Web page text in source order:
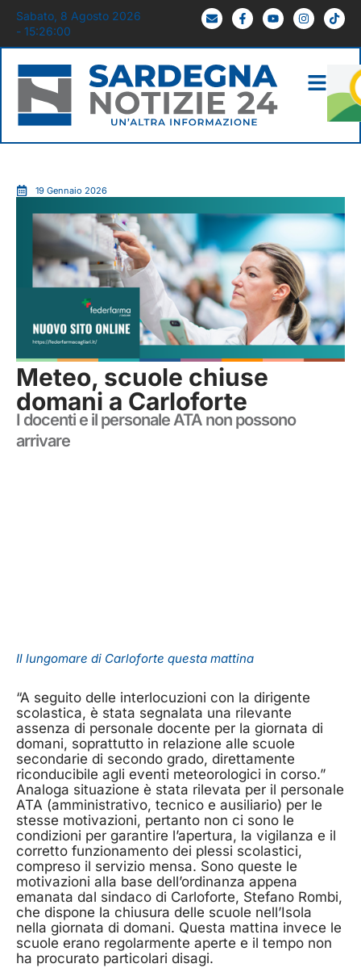
Sabato, 8 Agosto 2026
- 15:26:01
19 Gennaio 2026
Meteo, scuole chiuse
domani a Carloforte
I docenti e il personale ATA non possono
arrivare
Il lungomare di Carloforte questa mattina
“A seguito delle interlocuzioni con la dirigente
scolastica, è stata segnalata una rilevante
assenza di personale docente per la giornata di
domani, soprattutto in relazione alle scuole
secondarie di secondo grado, direttamente
riconducibile agli eventi meteorologici in corso.”
Analoga situazione è stata rilevata per il personale
ATA (amministrativo, tecnico e ausiliario) per le
stesse motivazioni, pertanto non ci sono le
condizioni per garantire l’apertura, la vigilanza e il
corretto funzionamento dei plessi scolastici,
compreso il servizio mensa. Sono queste le
motivazioni alla base dell’ordinanza appena
emanata dal sindaco di Carloforte, Stefano Rombi,
che dispone la chiusura delle scuole nell’Isola
nella giornata di domani. Questa mattina invece le
scuole erano regolarmente aperte e il tempo non
ha procurato particolari disagi.